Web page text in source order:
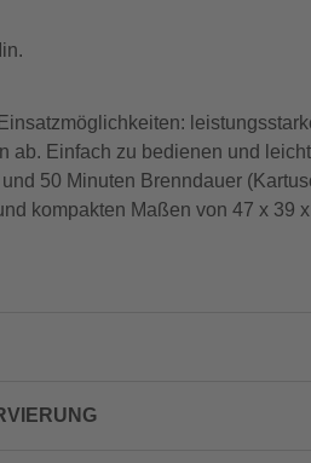
ab. Einfach zu bedienen und
50 Minuten Brenndauer
kompakten Maßen von 47 x